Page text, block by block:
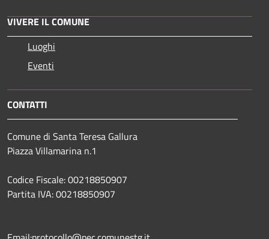
VIVERE IL COMUNE
Luoghi
Eventi
CONTATTI
Comune di Santa Teresa Gallura
Piazza Villamarina n.1
Codice Fiscale: 00218850907
Partita IVA: 00218850907